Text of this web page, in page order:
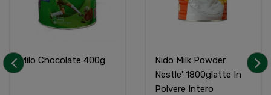
Milo Chocolate 400g
Nido Milk Powder
Nestle' 1800glatte In
Polvere Intero